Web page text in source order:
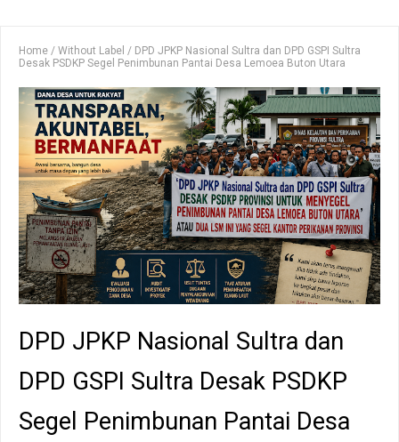
Home / Without Label / DPD JPKP Nasional Sultra dan DPD GSPI Sultra
Desak PSDKP Segel Penimbunan Pantai Desa Lemoea Buton Utara
DPD JPKP Nasional Sultra dan
DPD GSPI Sultra Desak PSDKP
Segel Penimbunan Pantai Desa